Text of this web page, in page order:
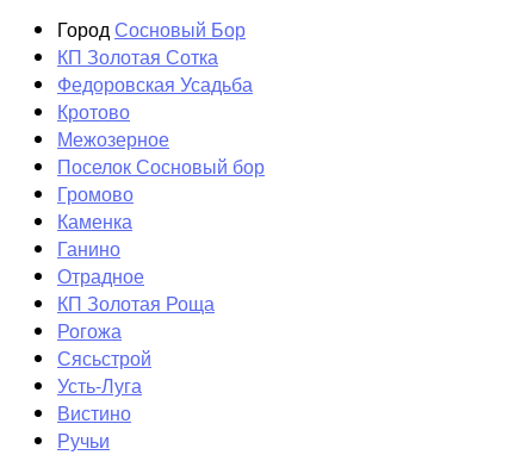
ГородСосновый Бор
КП Золотая Сотка
Федоровская Усадьба
Кротово
Межозерное
Поселок Сосновый бор
Громово
Каменка
Ганино
Отрадное
КП Золотая Роща
Рогожа
Сясьстрой
Усть-Луга
Вистино
Ручьи